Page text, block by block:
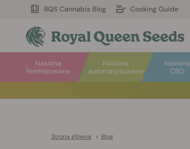
RQS Cannabis Blog Cooking Guide
Nasiona
automatyzowane
Nasiona
feminizowane
Nasiona
CBD
Strona główna > Blog